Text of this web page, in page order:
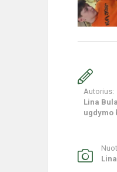
Autorius:
Lina
ugdymo